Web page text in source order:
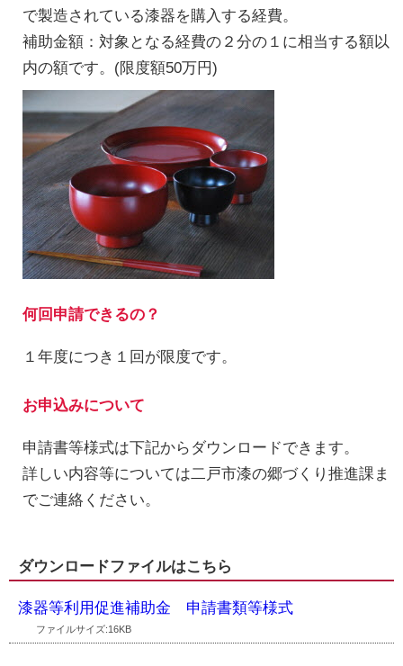
で製造されている漆器を購入する経費。
補助金額：対象となる経費の２分の１に相当する額以
内の額です。(限度額50万円)
何回申請できるの？
１年度につき１回が限度です。
お申込みについて
申請書等様式は下記からダウンロードできます。
詳しい内容等については二戸市漆の郷づくり推進課ま
でご連絡ください。
ダウンロードファイルはこちら
漆器等利用促進補助金 申請書類等様式
ファイルサイズ:16KB